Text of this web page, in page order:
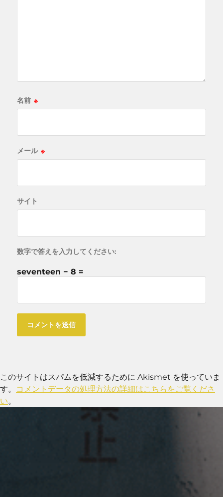
名前 ※
メール ※
サイト
数字で答えを入力してください:
seventeen − 8 =
このサイトはスパムを低減するために Akismet を使っていま
す。
コメントデータの処理方法の詳細はこちらをご覧くださ
い。